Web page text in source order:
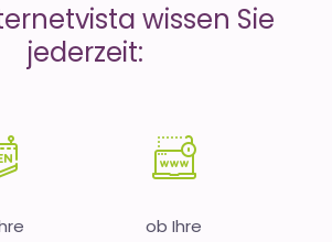
wissen Sie
jederzeit:
ob Ihre